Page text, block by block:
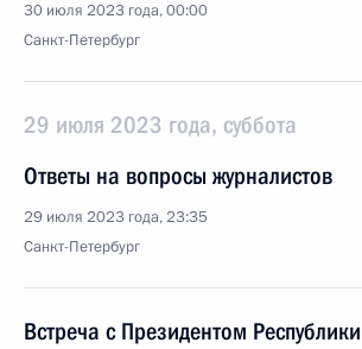
30 июля 2023 года, 00:00
Санкт-Петербург
29 июля 2023 года, суббота
Ответы на вопросы журналистов
29 июля 2023 года, 23:35
Санкт-Петербург
Встреча с Президентом